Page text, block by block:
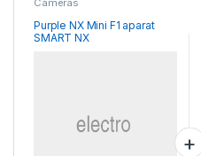
Cameras
Purple NX Mini F1 aparat
SMART NX